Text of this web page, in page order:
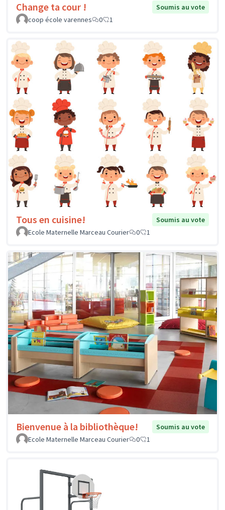
Change ta cour !
Soumis au vote
coop école varennes
0 1
Tous en cuisine!
Soumis au vote
Ecole Maternelle Marceau Courier
0 1
Bienvenue à la bibliothèque!
Soumis au vote
Ecole Maternelle Marceau Courier
0 1